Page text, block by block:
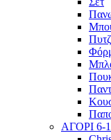
ΑΓΟΡΙ 6-